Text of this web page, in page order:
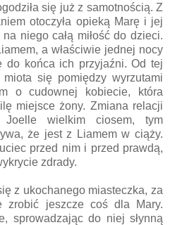
się już z samotnością. Z
otoczyła opieką Marę i jej
niego całą miłość do dzieci.
a właściwie jednej nocy
do końca ich przyjaźni. Od tej
się pomiędzy wyrzutami
o cudownej kobiecie, która
miejsce żony. Zmiana relacji
wielkim ciosem, tym
że jest z Liamem w ciąży.
przed nim i przed prawdą,
zdrady.
z ukochanego miasteczka, za
zrobić jeszcze coś dla Mary.
sprowadzając do niej słynną